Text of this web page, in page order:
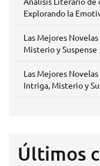
Explorando la
Las Mejores
Misterio y Suspense
Las Mejores
Intriga, Misterio y
Últimos